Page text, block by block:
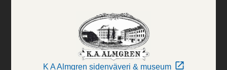
K A Almgren sidenväveri & museum